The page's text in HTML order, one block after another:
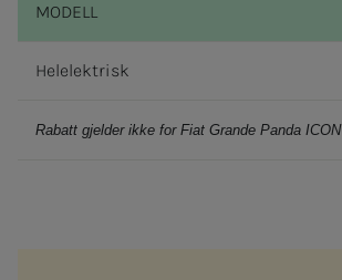
MODELL
Helelektrisk
Rabatt gjelder ikke for Fiat Grande Panda ICON